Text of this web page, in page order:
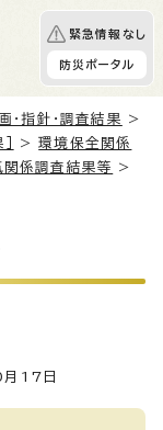
緊急情報なし
防災ポータル
・指針・調査結果
>
>環境保全関係
関係調査結果等
>
17日